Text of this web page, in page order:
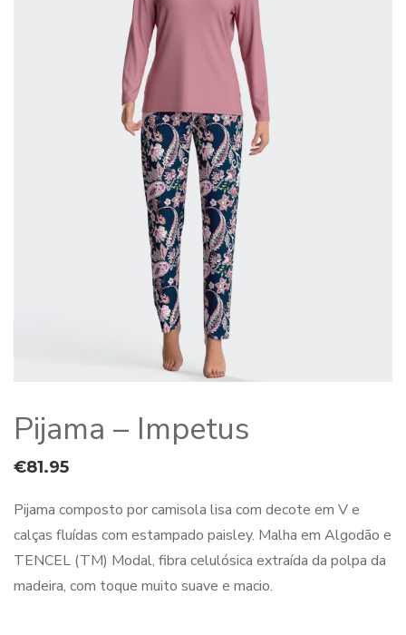
Pijama – Impetus
€81.95
Pijama composto por camisola lisa com decote em V e
calças fluídas com estampado paisley. Malha em Algodão e
TENCEL (TM) Modal, fibra celulósica extraída da polpa da
madeira, com toque muito suave e macio.